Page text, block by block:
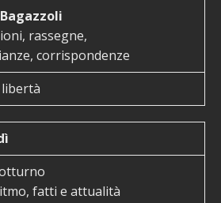
rassegne,
corrispondenze
fatti e attualità